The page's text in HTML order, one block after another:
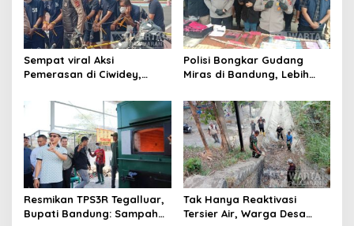
Sempat viral Aksi
Pemerasan di Ciwidey,
Pelaku
Polisi Bongkar Gudang
Miras di Bandung, Lebih
Resmikan TPS3R Tegalluar,
Bupati Bandung: Sampah
Tak Hanya Reaktivasi
Tersier Air, Warga Desa